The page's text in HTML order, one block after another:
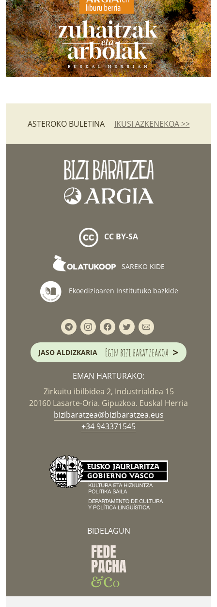
ASTEROKO BULETINA IKUSI AZKENEKOA >>
CC BY-SA
SAREKO KIDE
Ekoedizioaren Institutuko bazkide
JASO ALDIZKARIA Egin bizi baratzeakoa >
EMAN HARTURAKO:
Zirkuitu ibilbidea 2, Industrialdea 15
20160 Lasarte-Oria. Gipuzkoa. Euskal Herria
bizibaratzea@bizibaratzea.eus
+34 943371545
BIDELAGUN